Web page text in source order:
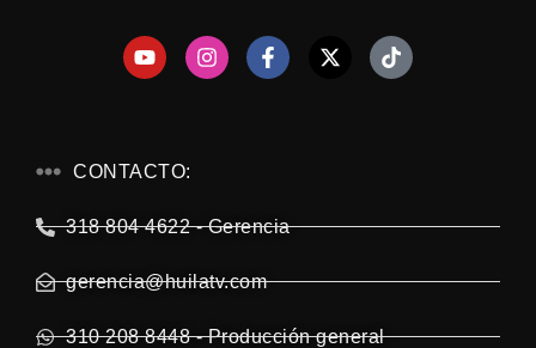
CONTACTO:
318 804 4622 - Gerencia
gerencia@huilatv.com
310 208 8448 - Producción general